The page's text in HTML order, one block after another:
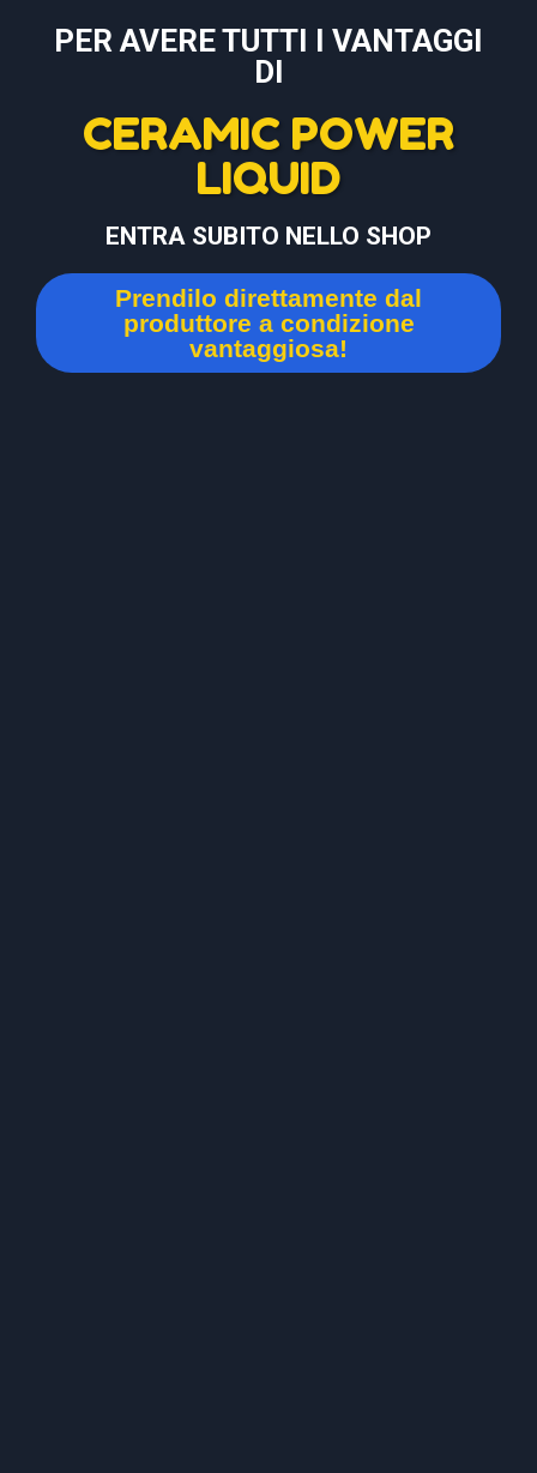
PER AVERE TUTTI I VANTAGGI
DI
CERAMIC POWER
LIQUID
ENTRA SUBITO NELLO SHOP
Prendilo direttamente dal
produttore a condizione
vantaggiosa!